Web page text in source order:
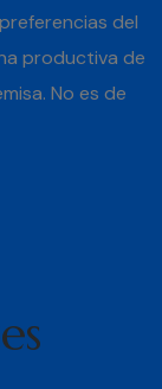
del
productiva de
No es de